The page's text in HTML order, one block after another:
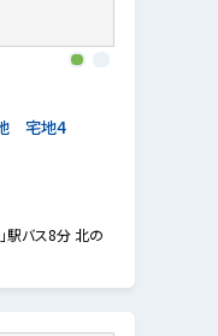
1
宅地4
駅バス8分 北の